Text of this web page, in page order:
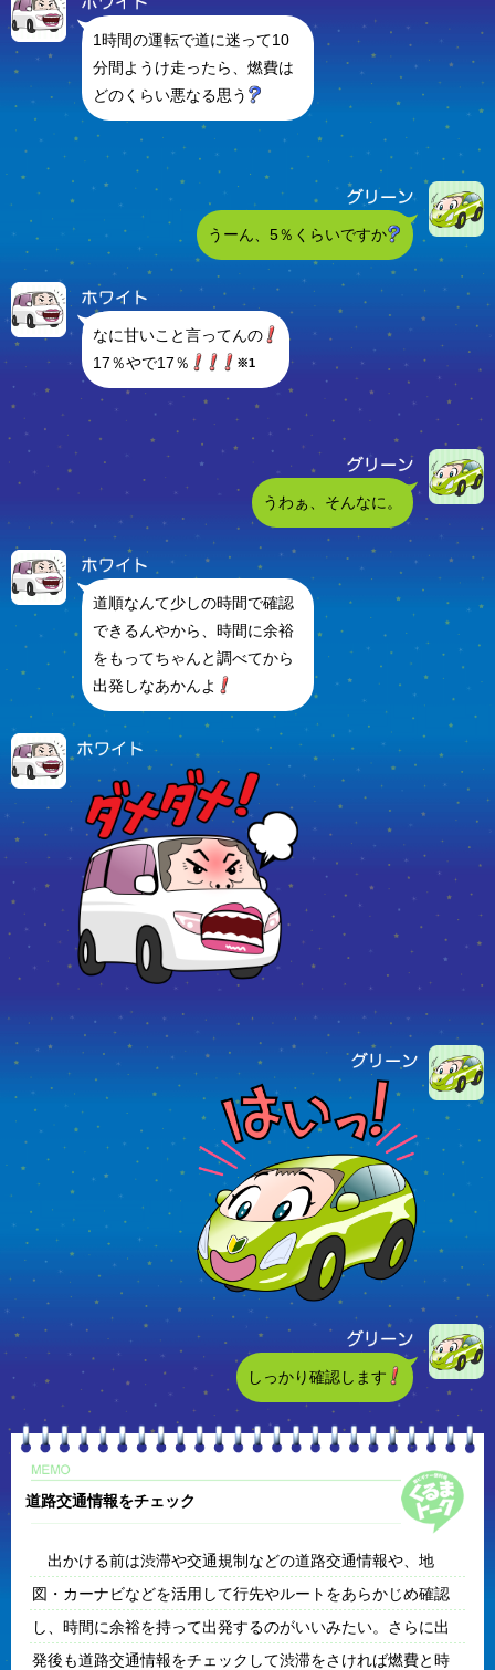
1時間の運転で道に迷って10
分間ようけ走ったら、燃費は
どのくらい悪なる思う
うーん、5％くらいですか
なに甘いこと言ってんの
17％やで17％
※1
うわぁ、そんなに。
道順なんて少しの時間で確認
できるんやから、時間に余裕
をもってちゃんと調べてから
出発しなあかんよ
しっかり確認します
道路交通情報をチェック
出かける前は渋滞や交通規制などの道路交通情報や、地
図・カーナビなどを活用して行先やルートをあらかじめ確認
し、時間に余裕を持って出発するのがいいみたい。さらに出
発後も道路交通情報をチェックして渋滞をさければ燃費と時